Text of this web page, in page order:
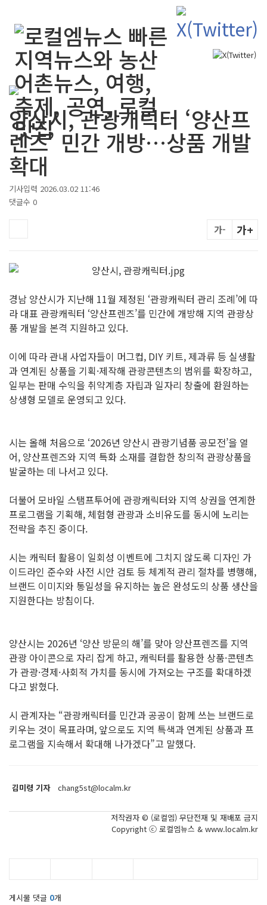
양산시, 관광캐릭터 ‘양산프
렌즈’ 민간 개방…상품 개발
확대
기사입력 2026.03.02 11:46
댓글수 0
가- 가+
경남 양산시가 지난해 11월 제정된 ‘관광캐릭터 관리 조례’에 따
라 대표 관광캐릭터 ‘양산프렌즈’를 민간에 개방해 지역 관광상
품 개발을 본격 지원하고 있다.
이에 따라 관내 사업자들이 머그컵, DIY 키트, 제과류 등 실생활
과 연계된 상품을 기획·제작해 관광콘텐츠의 범위를 확장하고,
일부는 판매 수익을 취약계층 자립과 일자리 창출에 환원하는
상생형 모델로 운영되고 있다.
시는 올해 처음으로 ‘2026년 양산시 관광기념품 공모전’을 열
어, 양산프렌즈와 지역 특화 소재를 결합한 창의적 관광상품을
발굴하는 데 나서고 있다.
더불어 모바일 스탬프투어에 관광캐릭터와 지역 상권을 연계한
프로그램을 기획해, 체험형 관광과 소비유도를 동시에 노리는
전략을 추진 중이다.
시는 캐릭터 활용이 일회성 이벤트에 그치지 않도록 디자인 가
이드라인 준수와 사전 시안 검토 등 체계적 관리 절차를 병행해,
브랜드 이미지와 통일성을 유지하는 높은 완성도의 상품 생산을
지원한다는 방침이다.
양산시는 2026년 ‘양산 방문의 해’를 맞아 양산프렌즈를 지역
관광 아이콘으로 자리 잡게 하고, 캐릭터를 활용한 상품·콘텐츠
가 관광·경제·사회적 가치를 동시에 가져오는 구조를 확대하겠
다고 밝혔다.
시 관계자는 “관광캐릭터를 민간과 공공이 함께 쓰는 브랜드로
키우는 것이 목표라며, 앞으로도 지역 특색과 연계된 상품과 프
로그램을 지속해서 확대해 나가겠다”고 말했다.
김미령 기자 chang5st@localm.kr
저작권자 © (로컬엠) 무단전재 및 재배포 금지
Copyright ⓒ 로컬엠뉴스 & www.localm.kr
게시물 댓글 0개